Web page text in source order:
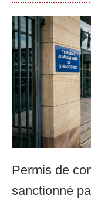
Permis de
sanctionné